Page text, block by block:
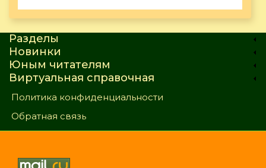
Разделы
Новинки
Юным читателям
Виртуальная справочная
Политика конфиденциальности
Обратная связь